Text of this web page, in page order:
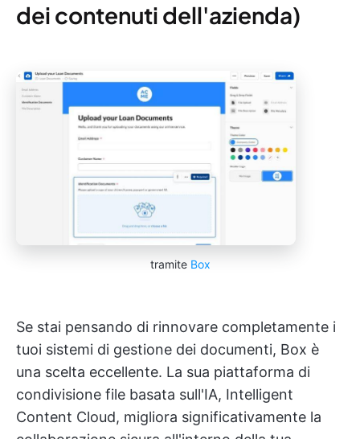
dei contenuti dell'azienda)
tramite Box
Se stai pensando di rinnovare completamente i
tuoi sistemi di gestione dei documenti, Box è
una scelta eccellente. La sua piattaforma di
condivisione file basata sull'IA, Intelligent
Content Cloud, migliora significativamente la